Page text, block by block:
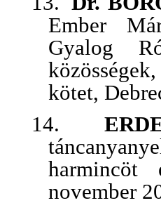
Ember
Gyalog
kötet,
14.
november